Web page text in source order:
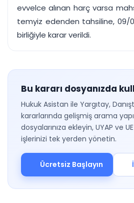
evvelce alınan harç varsa
temyiz edenden tahsiline, 09/
birliğiyle karar verildi.
Bu kararı dosyanızda
Hukuk Asistan ile Yargıtay,
kararlarında gelişmiş arama
dosyalarınıza ekleyin, UYAP ve
işlerinizi tek yerden yönetin.
Ücretsiz Başlayın